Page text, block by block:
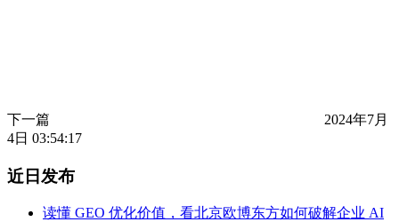
下一篇
2024年7月
4日 03:54:17
近日发布
读懂 GEO 优化价值，看北京欧博东方如何破解企业 AI